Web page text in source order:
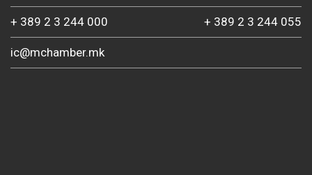
+ 389 2 3 244 000 + 389 2 3 244 055
ic@mchamber.mk